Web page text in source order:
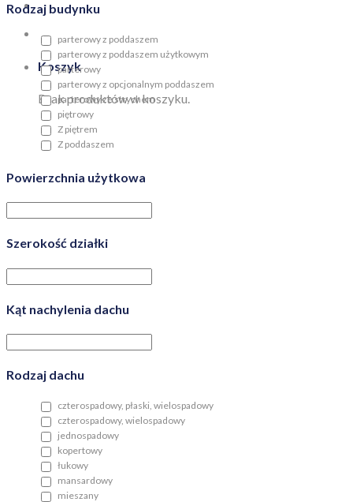
Koszyk
Brak produktów w koszyku.
Rodzaj budynku
parterowy z poddaszem
parterowy z poddaszem użytkowym
parterowy
parterowy z opcjonalnym poddaszem
parterowy ze strychem
piętrowy
Z piętrem
Z poddaszem
Powierzchnia użytkowa
Szerokość działki
Kąt nachylenia dachu
Rodzaj dachu
czterospadowy, płaski, wielospadowy
czterospadowy, wielospadowy
jednospadowy
kopertowy
łukowy
mansardowy
mieszany